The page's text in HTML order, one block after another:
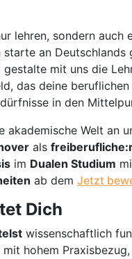
lehren, sondern auch
starte an Deutschlands
gestalte mit uns die
das deine beruflichen
in den
akademische Welt an
als
im Dualen Studium
ab dem Jetzt
Dich
wissenschaftlich
mit hohem